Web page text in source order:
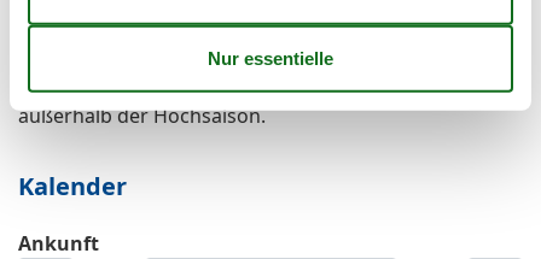
Es besteht eine begrenzte Möglichkeit das ganze Jahr
einen Kurzurlaub zu machen, typischerweise
außerhalb der Hochsaison.
Kalender
Ankunft